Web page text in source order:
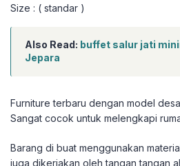
Size : ( standar )
Also Read: buffet salur jati
Jepara
Furniture terbaru dengan model
Sangat cocok untuk melengkapi
Barang di buat menggunakan
juga dikerjakan oleh tangan tangan